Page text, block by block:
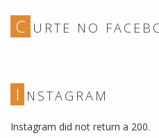
C URTE NO
I NSTAGRAM
Instagram did not return a 200.